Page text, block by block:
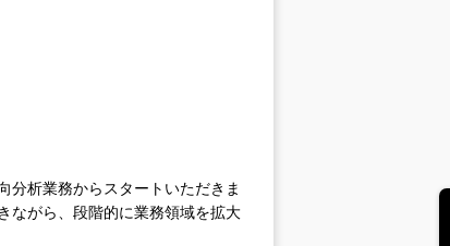
分析業務からスタートいただきま
ながら、段階的に業務領域を拡大